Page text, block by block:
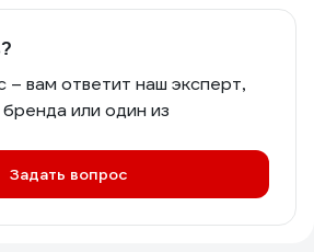
– вам ответит наш эксперт,
или один из
Задать вопрос